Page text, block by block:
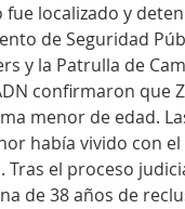
fue localizado y
de Seguridad
y la Patrulla de
confirmaron que
menor de edad.
había vivido con el
el proceso
de 38 años de